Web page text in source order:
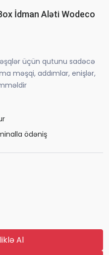
İdman Aləti Wodeco
üçün qutunu sadəcə
məşqi, addımlar, enişlər,
ödəniş
Al